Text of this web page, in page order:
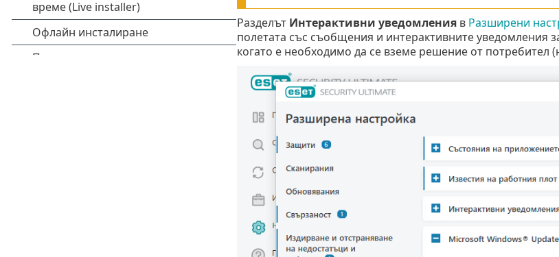
Разделът Интерактивни уведомленияв Разширени
полетата със съобщения и интерактивните уведомления
когато е необходимо да се вземе решение от